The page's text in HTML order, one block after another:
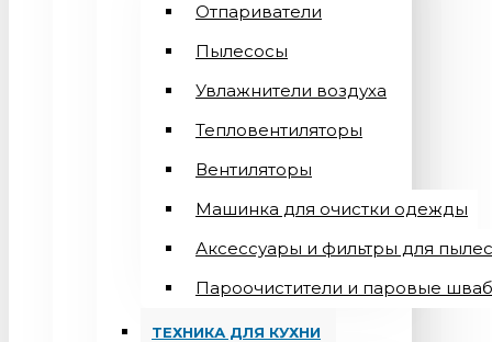
Отпариватели
Пылесосы
Увлажнители воздуха
Тепловентиляторы
Вентиляторы
Машинка для очистки одежды
Аксессуары и фильтры для
Пароочистители и паровые
ТЕХНИКА ДЛЯ КУХНИ